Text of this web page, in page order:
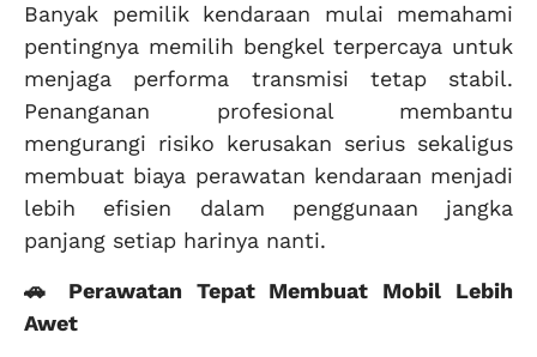
Banyak pemilik kendaraan mulai memahami
pentingnya memilih bengkel terpercaya untuk
menjaga performa transmisi tetap stabil.
Penanganan profesional membantu
mengurangi risiko kerusakan serius sekaligus
membuat biaya perawatan kendaraan menjadi
lebih efisien dalam penggunaan jangka
panjang setiap harinya nanti.
🚗 Perawatan Tepat Membuat Mobil Lebih
Awet